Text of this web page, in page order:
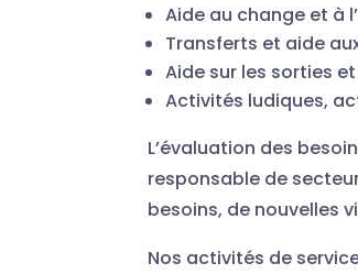
Aide au change et à
Transferts et aide
Aide sur les sorties
Activités ludiques,
L’évaluation des
responsable de
besoins, de nouvelles
Nos activités de